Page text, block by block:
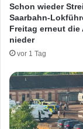
S
P
h
n
t
a
b
r
W
g
k
r
e
u
z
Schon wieder
Saarbahn-
Freitag erneut die
nieder
vor 1 Tag